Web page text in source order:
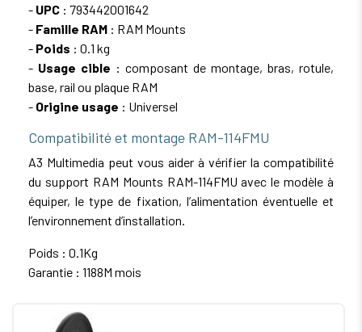
- UPC : 793442001642
- Famille RAM : RAM Mounts
- Poids : 0.1 kg
- Usage cible : composant de montage, bras, rotule,
base, rail ou plaque RAM
- Origine usage : Universel
Compatibilité et montage RAM-114FMU
A3 Multimedia peut vous aider à vérifier la compatibilité
du support RAM Mounts RAM-114FMU avec le modèle à
équiper, le type de fixation, l’alimentation éventuelle et
l’environnement d’installation.
Poids : 0.1Kg
Garantie : 1188M mois